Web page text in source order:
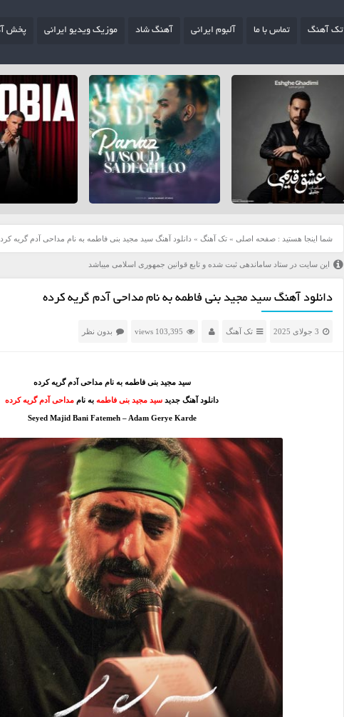
تک آهنگ تماس با ما آلبوم ایرانی آهنگ شاد موزیک ویدیو ایرانی پخش
شما اینجا هستید : صفحه اصلی » تک آهنگ » دانلود آهنگ سید مجید بنی فاطمه به نام مداحی آدم گریه
این سایت در ستاد ساماندهی ثبت شده و تابع قوانین جمهوری اسلامی میباشد
دانلود آهنگ سید مجید بنی فاطمه به نام مداحی آدم گریه کرده
3 جولای 2025 تک آهنگ 103,395 views بدون نظر
سید مجید بنی فاطمه به نام مداحی آدم گریه کرده
دانلود آهنگ جدید سید مجید بنی فاطمه به نام مداحی آدم گریه کرده
Seyed Majid Bani Fatemeh – Adam Gerye Karde